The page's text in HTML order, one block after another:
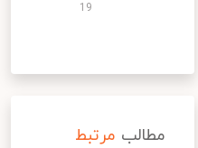
19
مطالب مرتبط